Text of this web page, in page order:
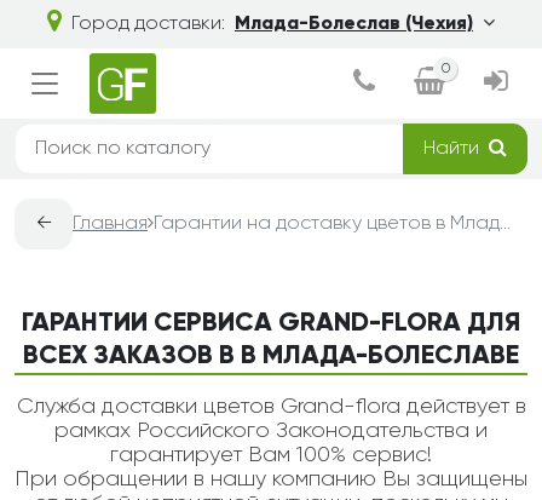
Город доставки: Млада-Болеслав (Чехия)
0
Найти
← Главная Гарантии на доставку цветов в Млада-Болеславе — Grand-Flora
ГАРАНТИИ СЕРВИСА GRAND-FLORA ДЛЯ
ВСЕХ ЗАКАЗОВ В В МЛАДА-БОЛЕСЛАВЕ
Служба доставки цветов Grand-flora действует в
рамках Российского Законодательства и
гарантирует Вам 100% сервис!
При обращении в нашу компанию Вы защищены